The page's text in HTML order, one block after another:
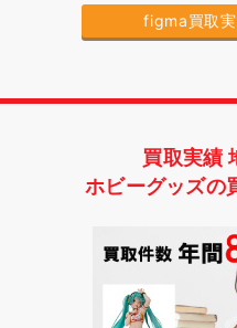
figma買取
買取実績
ホビーグッズの